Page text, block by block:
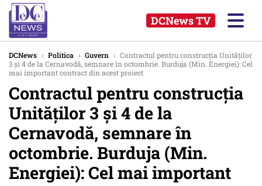
DCNews TV
DCNews › Politica › Guvern › Contractul pentru construcția Unităților
3 și 4 de la Cernavodă, semnare în octombrie. Burduja (Min. Energiei): Cel
mai important contract din acest proiect
Contractul pentru construcția
Unităților 3 și 4 de la
Cernavodă, semnare în
octombrie. Burduja (Min.
Energiei): Cel mai important